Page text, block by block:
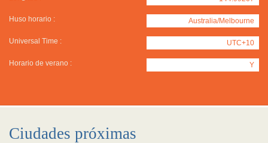
Huso horario : Australia/Melbourne
Universal Time : UTC+10
Horario de verano : Y
Ciudades próximas